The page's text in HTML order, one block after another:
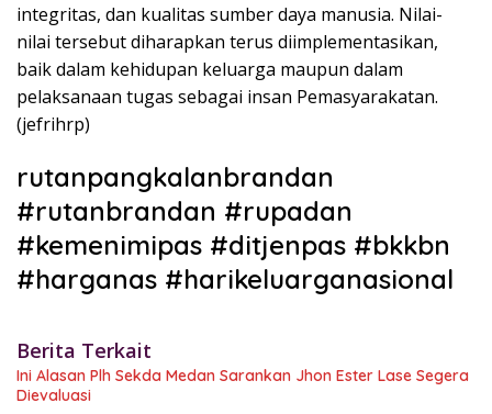
integritas, dan kualitas sumber daya manusia. Nilai-
nilai tersebut diharapkan terus diimplementasikan,
baik dalam kehidupan keluarga maupun dalam
pelaksanaan tugas sebagai insan Pemasyarakatan.
(jefrihrp)
rutanpangkalanbrandan
#rutanbrandan #rupadan
#kemenimipas #ditjenpas #bkkbn
#harganas #harikeluarganasional
Berita Terkait
Ini Alasan Plh Sekda Medan Sarankan Jhon Ester Lase Segera
Dievaluasi